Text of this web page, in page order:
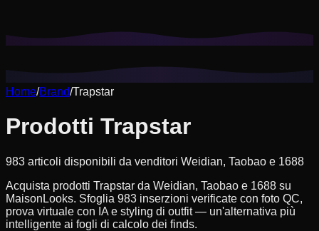
Home/Brand/Trapstar
Prodotti Trapstar
983 articoli disponibili da venditori Weidian, Taobao e 1688
Acquista prodotti Trapstar da Weidian, Taobao e 1688 su
MaisonLooks. Sfoglia 983 inserzioni verificate con foto QC,
prova virtuale con IA e styling di outfit — un'alternativa più
intelligente ai fogli di calcolo dei finds.